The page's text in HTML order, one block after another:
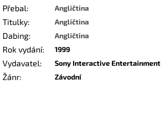
Přebal: Angličtina
Titulky: Angličtina
Dabing: Angličtina
Rok vydání: 1999
Vydavatel: Sony Interactive Entertainment
Žánr: Závodní